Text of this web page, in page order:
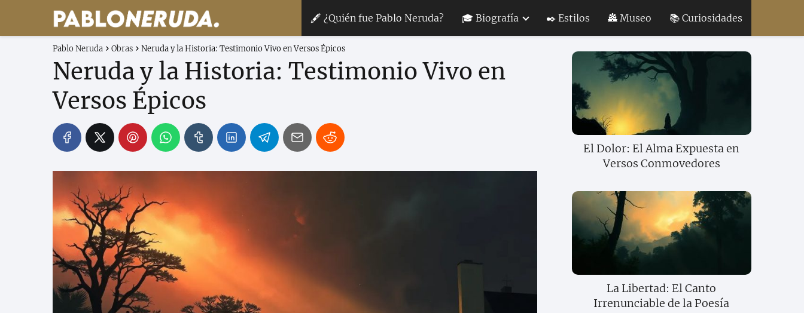
🖋 ¿Quién fue Pablo Neruda? 🎓 Biografía ✒️ Estilos 🏯 Museo 📚 Curiosidades
Pablo Neruda Obras Neruda y la Historia: Testimonio Vivo en Versos Épicos
Neruda y la Historia: Testimonio Vivo en
Versos Épicos
El Dolor: El Alma Expuesta en
Versos Conmovedores
La Libertad: El Canto
Irrenunciable de la Poesía